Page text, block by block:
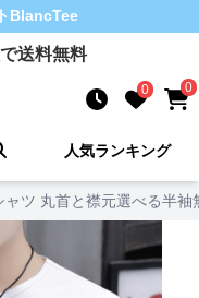
BlancTee
送料無料
0 0
人気ランキング
ャツ 丸首と襟元選べる半袖